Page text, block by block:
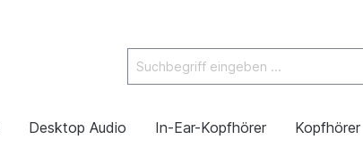
Desktop Audio In-Ear-Kopfhörer Kopfhörer